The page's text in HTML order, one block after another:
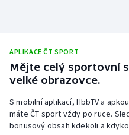
Veslování
Vodní slalom
Volejbal
APLIKACE ČT SPORT
Mějte celý sportovní
velké obrazovce.
S mobilní aplikací, HbbTV a
máte ČT sport vždy po ruce.
bonusový obsah kdekoli a